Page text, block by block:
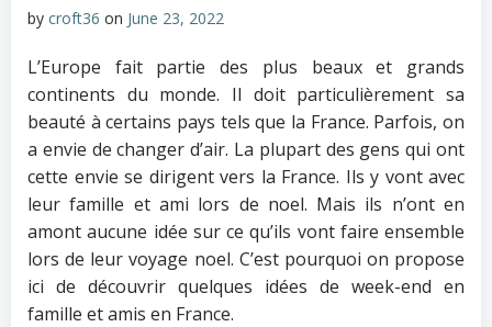
by croft36 on June 23, 2022
L’Europe fait partie des plus beaux et grands
continents du monde. Il doit particulièrement sa
beauté à certains pays tels que la France. Parfois, on
a envie de changer d’air. La plupart des gens qui ont
cette envie se dirigent vers la France. Ils y vont avec
leur famille et ami lors de noel. Mais ils n’ont en
amont aucune idée sur ce qu’ils vont faire ensemble
lors de leur voyage noel. C’est pourquoi on propose
ici de découvrir quelques idées de week-end en
famille et amis en France.